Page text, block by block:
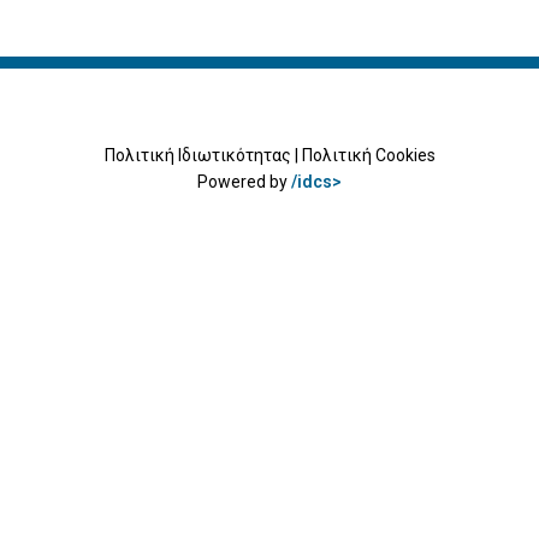
Πολιτική Ιδιωτικότητας
Πολιτική Cookies
Powered by/idcs>